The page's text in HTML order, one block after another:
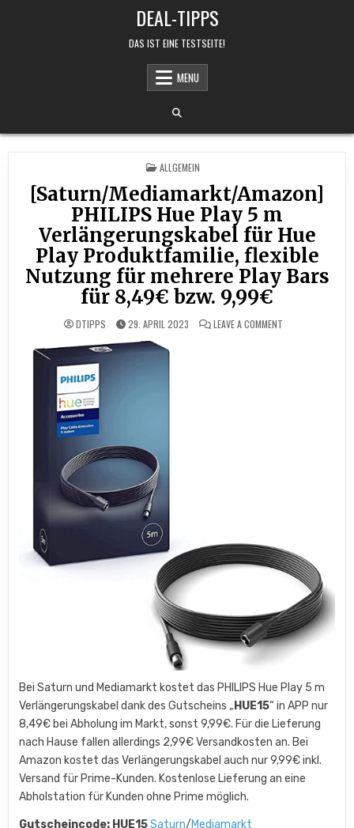
DEAL-TIPPS
DAS IST EINE TESTSEITE!
MENU
POSTED IN
ALLGEMEIN
[Saturn/Mediamarkt/Amazon]
PHILIPS Hue Play 5 m
Verlängerungskabel für Hue
Play Produktfamilie, flexible
Nutzung für mehrere Play Bars
für 8,49€ bzw. 9,99€
DTIPPS 29. APRIL 2023 LEAVE A COMMENTON [SATURN/
Bei Saturn und Mediamarkt kostet das PHILIPS Hue Play 5 m
Verlängerungskabel dank des Gutscheins „ HUE15“ in APP nur
8,49€ bei Abholung im Markt, sonst 9,99€. Für die Lieferung
nach Hause fallen allerdings 2,99€ Versandkosten an. Bei
Amazon kostet das Verlängerungskabel auch nur 9,99€ inkl.
Versand für Prime-Kunden. Kostenlose Lieferung an eine
Abholstation für Kunden ohne Prime möglich.
Gutscheincode: HUE15Saturn/Mediamarkt